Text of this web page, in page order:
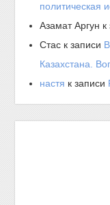
политическая
Азамат Аргун к
Стас к записи
Казахстана.
настя к записи